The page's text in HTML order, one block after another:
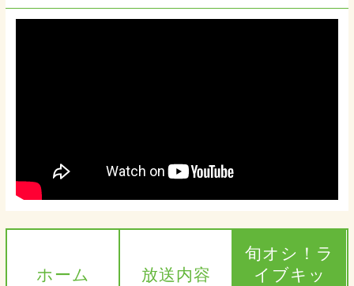
ホーム 放送内容
旬オシ！ラ
イブキッ